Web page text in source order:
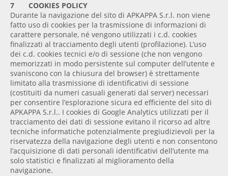
7 COOKIES POLICY
Durante la navigazione del sito di APKAPPA S.r.l. non viene
fatto uso di cookies per la trasmissione di informazioni di
carattere personale, né vengono utilizzati i c.d. cookies
finalizzati al tracciamento degli utenti (profilazione). L’uso
dei c.d. cookies tecnici e/o di sessione (che non vengono
memorizzati in modo persistente sul computer dell’utente e
svaniscono con la chiusura del browser) è strettamente
limitato alla trasmissione di identificativi di sessione
(costituiti da numeri casuali generati dal server) necessari
per consentire l’esplorazione sicura ed efficiente del sito di
APKAPPA S.r.l.. I cookies di Google Analytics utilizzati per il
tracciamento dei dati di sessione evitano il ricorso ad altre
tecniche informatiche potenzialmente pregiudizievoli per la
riservatezza della navigazione degli utenti e non consentono
l’acquisizione di dati personali identificativi dell’utente ma
solo statistici e finalizzati al miglioramento della
navigazione.